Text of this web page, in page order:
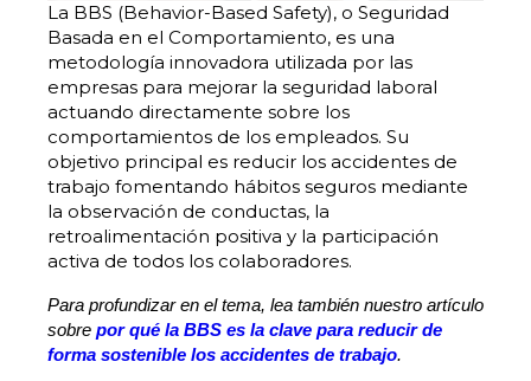
La BBS (Behavior-Based Safety), o Seguridad
Basada en el Comportamiento, es una
metodología innovadora utilizada por las
empresas para mejorar la seguridad laboral
actuando directamente sobre los
comportamientos de los empleados. Su
objetivo principal es reducir los accidentes de
trabajo fomentando hábitos seguros mediante
la observación de conductas, la
retroalimentación positiva y la participación
activa de todos los colaboradores.
Para profundizar en el tema, lea también nuestro artículo
sobre por qué la BBS es la clave para reducir de
forma sostenible los accidentes de trabajo.